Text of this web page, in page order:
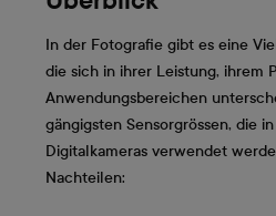
In der Fotografie gibt es eine
die sich in ihrer Leistung, ihrem
Anwendungsbereichen
gängigsten Sensorgrössen, die
Digitalkameras verwendet
Nachteilen: